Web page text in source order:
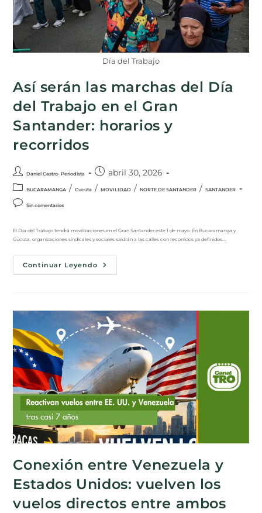
Día del Trabajo
Así serán las marchas del Día
del Trabajo en el Gran
Santander: horarios y
recorridos
Daniel Castro- Periodista abril 30, 2026
BUCARAMANGA / Cucúta / MOVILIDAD / NORTE DE SANTANDER / SANTANDER
Sin comentarios
El Día del Trabajo tendrá movilizaciones en el Gran Santander este 1 de mayo. En Bucaramanga y
Cúcuta, organizaciones sindicales y sociales saldrán a las calles con recorridos ya definidos.…
Continuar Leyendo
Conexión entre Venezuela y
Estados Unidos: vuelven los
vuelos directos entre ambos